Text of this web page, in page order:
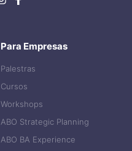
Para Empresas
Palestras
Cursos
Workshops
ABO Strategic Planning
ABO BA Experience